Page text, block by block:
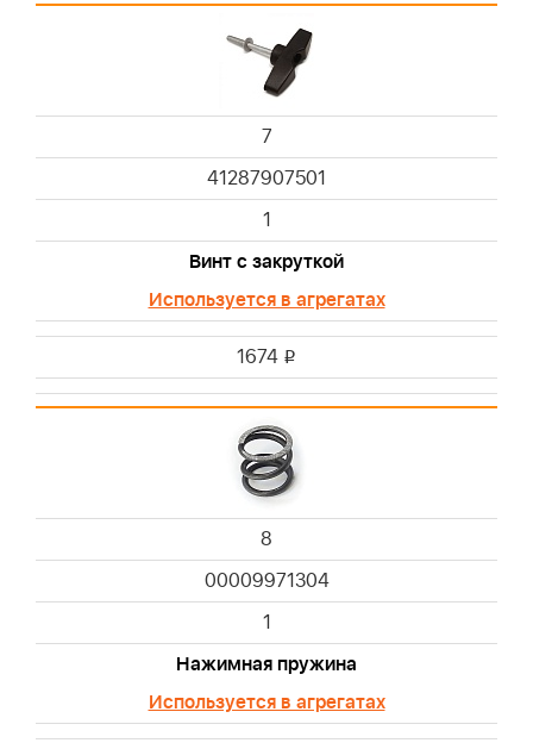
7
41287907501
1
Винт с закруткой
Используется в агрегатах
1674 i
8
00009971304
1
Нажимная пружина
Используется в агрегатах